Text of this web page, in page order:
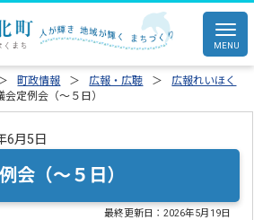
町政情報 広報・広聴
広報れいほく
会定例会（～５日）
6月5日
会（～５日）
最終更新日：2026年5月19日